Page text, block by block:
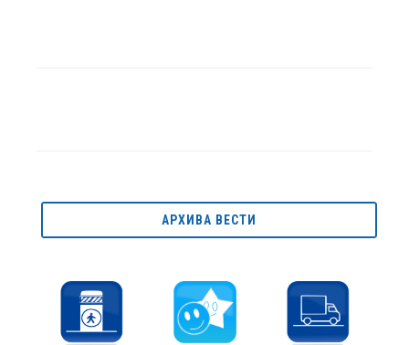
АРХИВА ВЕСТИ